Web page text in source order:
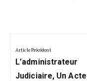
de
l’article
Article Précédent
Previous
Post:
L’administrateur
Judiciaire, Un